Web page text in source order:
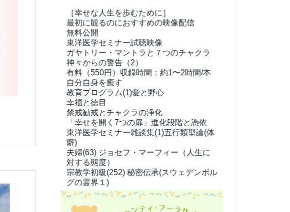
［幸せな人生を歩むために］
最初に観るのにおすすめの映像配信
無料公開
東洋医学セミナー試聴映像
ガヤトリー・マントラと７つのチャクラ
神々からの警告（2）
有料（550円） 収録時間：約1〜2時間/本
自分自身を癒す
教育プログラム(1)愛と野心
幸福と徳目
禁戒勧戒とチャクラの浄化
「幸せを開く7つの扉」進化段階と憑依
東洋医学セミナー雑談集(1)五行類型論(体
癖)
夫婦(63) ジョセフ・マーフィー（人生に
対する態度）
宗教学初級(252) 秘密伝承(スウェデンボル
グの霊界１)